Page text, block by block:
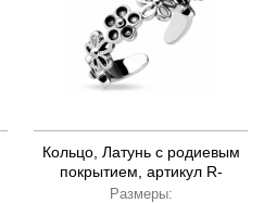
Кольцо, Латунь с родиевым
покрытием, артикул R-
A16510
Размеры: